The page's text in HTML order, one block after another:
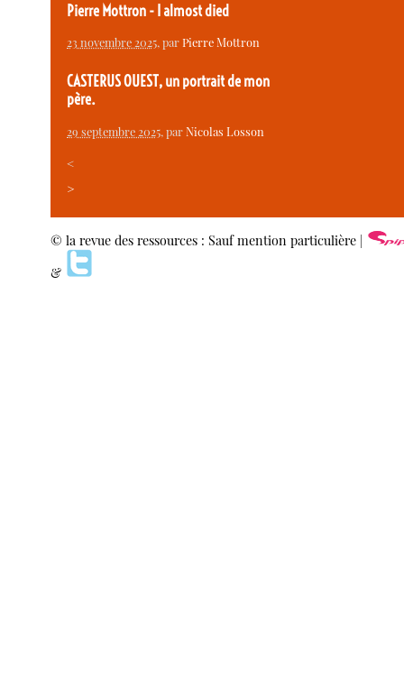
Pierre Mottron - I almost died
23 novembre 2025, parPierre Mottron
CASTERUS OUEST, un portrait de mon
père.
29 septembre 2025, parNicolas Losson
<
>
© la revue des ressources : Sauf mention particulière |
&